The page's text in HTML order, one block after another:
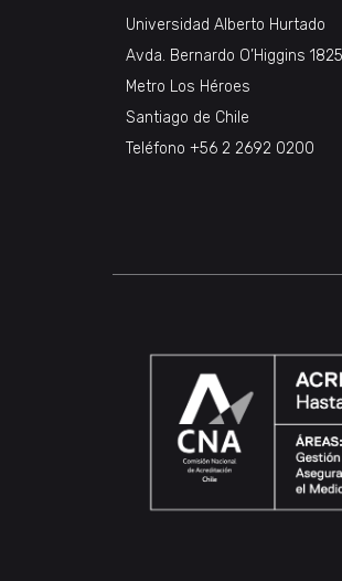
Universidad Alberto Hurtado
Avda. Bernardo O’Higgins 1825
Metro Los Héroes
Santiago de Chile
Teléfono +56 2 2692 0200